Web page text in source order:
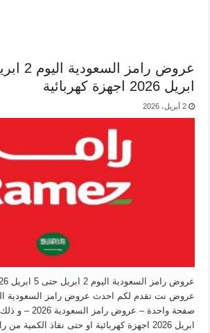
ابريل 2026 اجهزة كهربائية
2 أبريل، 2026
عروض نت تقدم لكم احدث عروض رامز السعودية
ابريل 2026 اجهزة كهربائية او حتى نفاذ